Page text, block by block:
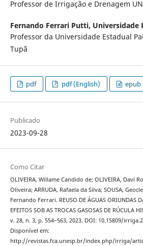
Professor de Irrigação e Drenagem
Fernando Ferrari Putti, Universidade
Professor da Universidade Estadual
Tupã
pdf pdf (English) epub
Publicado
2023-09-28
Como Citar
OLIVEIRA, Willame Candido de; OLIVEIRA, Davi
Oliveira; ARRUDA, Rafaela da Silva; SOUSA,
Fernando Ferrari. REUSO DE ÁGUAS ORIUNDAS
EFEITOS SOB AS TROCAS GASOSAS DE RÚCULA
v. 28, n. 3, p. 554–563, 2023. DOI: 10.15809/
Disponível em:
http://revistas.fca.unesp.br/index.php/irriga/